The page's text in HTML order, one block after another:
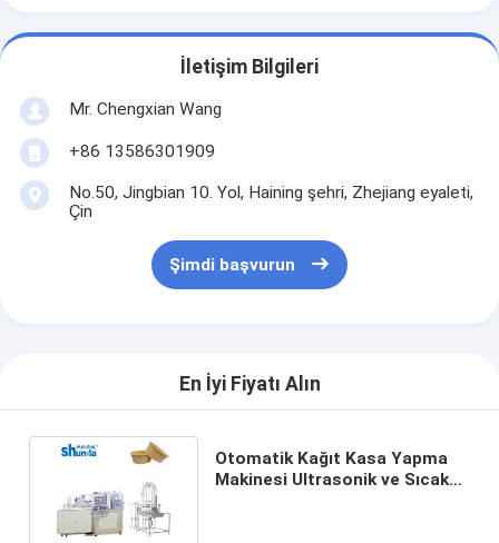
İletişim Bilgileri
Mr. Chengxian Wang
+86 13586301909
No.50, Jingbian 10. Yol, Haining şehri, Zhejiang eyaleti,
Çin
Şimdi başvurun
En İyi Fiyatı Alın
Otomatik Kağıt Kasa Yapma
Makinesi Ultrasonik ve Sıcak